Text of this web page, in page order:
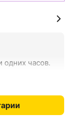
одних часов.